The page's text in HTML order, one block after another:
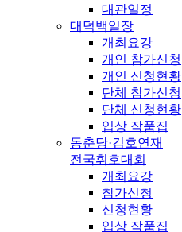
대관일정
대덕백일장
개최요강
개인 참가신청
개인 신청현황
단체 참가신청
단체 신청현황
입상 작품집
동춘당·김호연재
전국휘호대회
개최요강
참가신청
신청현황
입상 작품집